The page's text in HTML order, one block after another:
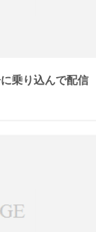
乗り込んで配信